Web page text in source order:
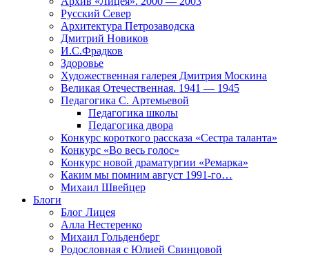
Русский Север
Архитектура Петрозаводска
Дмитрий Новиков
И.С.Фрадков
Здоровье
Художественная галерея Дмитрия Москина
Великая Отечественная. 1941 — 1945
Педагогика С. Артемьевой
Педагогика школы
Педагогика двора
Конкурс короткого рассказа «Сестра таланта»
Конкурс «Во весь голос»
Конкурс новой драматургии «Ремарка»
Каким мы помним август 1991-го…
Михаил Швейцер
Блоги
Блог Лицея
Алла Нестеренко
Михаил Гольденберг
Родословная с Юлией Свинцовой